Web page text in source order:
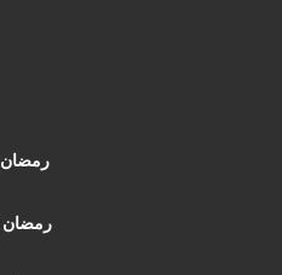
رمضان 1445 – كيفية ثبوت شهر الصوم
رمضان 1444 – كيفية ثبوت شهر الصوم